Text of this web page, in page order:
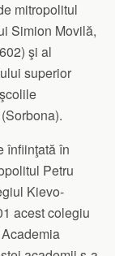
mitropolitul
Simion Movilă,
şi al
superior
înfiinţată în
Petru
Kievo-
acest colegiu